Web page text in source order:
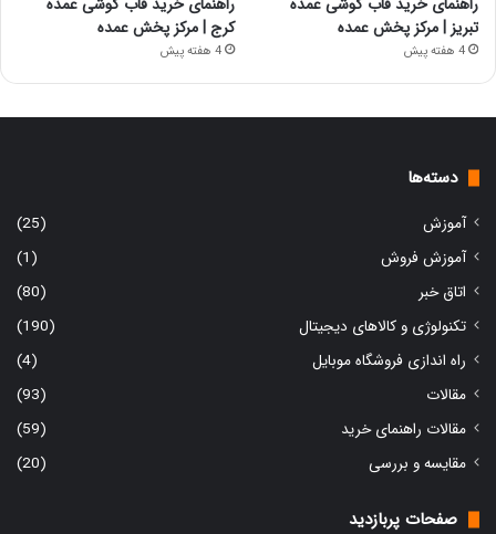
تبریز | مرکز پخش عمده
4 هفته پیش
کرج | مرکز پخش عمده
4 هفته پیش
دسته‌ها
آموزش
(25)
آموزش فروش
(1)
اتاق خبر
(80)
تکنولوژی و کالاهای دیجیتال
(190)
راه اندازی فروشگاه موبایل
(4)
مقالات
(93)
مقالات راهنمای خرید
(59)
مقایسه و بررسی
(20)
صفحات پربازدید